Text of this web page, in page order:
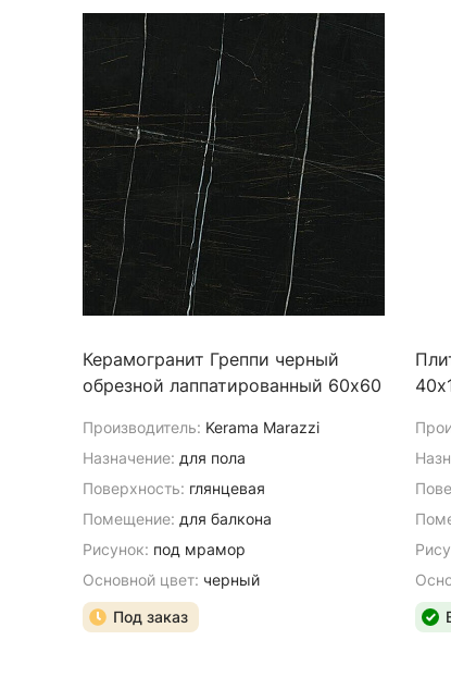
Керамогранит Греппи черный
обрезной лаппатированный 60х60
Производитель: Kerama Marazzi
Назначение: для пола
Поверхность: глянцевая
Помещение: для балкона
Рисунок: под мрамор
Основной цвет: черный
Под заказ